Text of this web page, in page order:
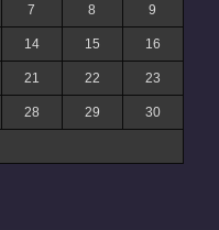
7 8 9
14 15 16
21 22 23
28 29 30